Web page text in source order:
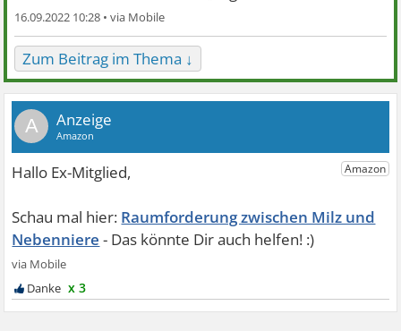
16.09.2022 10:28 •
Zum Beitrag im Thema ↓
A
Raumforderung zwischen Milz und
Nebenniere
x 3